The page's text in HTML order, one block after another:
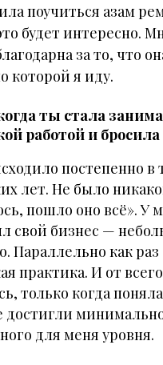
поучиться азам
будет интересно.
за то, что
которой я иду.
ты стала
работой и
постепенно в
лет. Не было
пошло оно всё». У
свой бизнес —
Параллельно как
практика. И от
только когда
достигли
для меня уровня.